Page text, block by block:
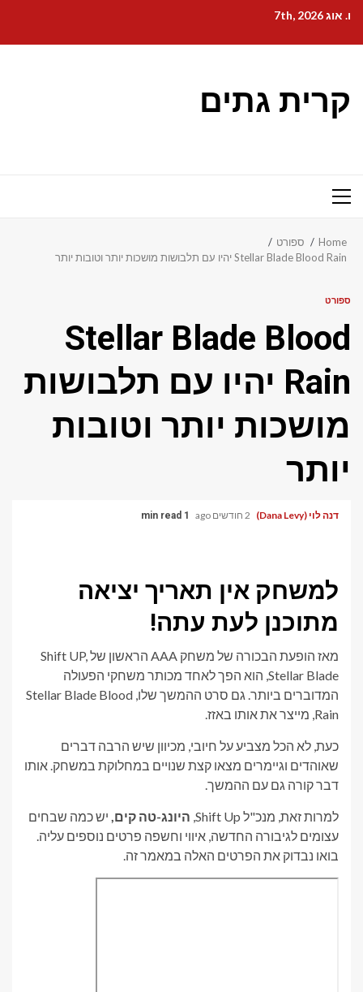
content
ו. אוג 7th, 2026
קרית גתים
Primary
Home
ספורט
Stellar Blade Blood Rain יהיו עם תלבושות מושכות יותר וטובות יותר
ספורט
Stellar Blade Blood
Rain יהיו עם תלבושות
מושכות יותר וטובות
יותר
דנה לוי (Dana Levy) 2 חודשים ago 1 min read
למשחק אין תאריך יציאה
מתוכנן לעת עתה!
מאז הופעת הבכורה של משחק AAA הראשון של Shift UP,
Stellar Blade, הוא הפך לאחד מכותר משחקי הפעולה
המדוברים ביותר. גם סרט ההמשך שלו, Stellar Blade Blood
Rain, מייצר את אותו באזז.
כעת, לא הכל מצביע על חיובי, מכיוון שיש הרבה דברים
שאוהדים וגיימרים מצאו קצת שנויים במחלוקת במשחק. אותו
דבר קורה גם עם ההמשך.
למרות זאת, מנכ"ל Shift Up, היונג-טה קים, יש כמה שבחים
עצומים לגיבורה החדשה, איווי וחשפה פרטים נוספים עליה.
בואו נבדוק את הפרטים האלה במאמר זה.